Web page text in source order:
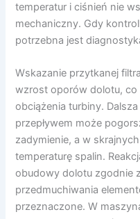
temperatur i ciśnień nie
mechaniczny. Gdy
potrzebna jest
Wskazanie przytkanej
wzrost oporów dolotu,
obciążenia turbiny.
przepływem może
zadymienie, a w
temperaturę spalin.
obudowy dolotu zgodnie
przedmuchiwania
przeznaczone. W